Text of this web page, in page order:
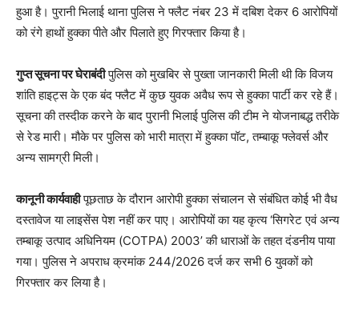
हुआ है। पुरानी भिलाई थाना पुलिस ने फ्लैट नंबर 23 में दबिश देकर 6 आरोपियों
को रंगे हाथों हुक्का पीते और पिलाते हुए गिरफ्तार किया है।
गुप्त सूचना पर घेराबंदीपुलिस को मुखबिर से पुख्ता जानकारी मिली थी कि विजय
शांति हाइट्स के एक बंद फ्लैट में कुछ युवक अवैध रूप से हुक्का पार्टी कर रहे हैं।
सूचना की तस्दीक करने के बाद पुरानी भिलाई पुलिस की टीम ने योजनाबद्ध तरीके
से रेड मारी। मौके पर पुलिस को भारी मात्रा में हुक्का पॉट, तम्बाकू फ्लेवर्स और
अन्य सामग्री मिली।
कानूनी कार्यवाहीपूछताछ के दौरान आरोपी हुक्का संचालन से संबंधित कोई भी वैध
दस्तावेज या लाइसेंस पेश नहीं कर पाए। आरोपियों का यह कृत्य ‘सिगरेट एवं अन्य
तम्बाकू उत्पाद अधिनियम (COTPA) 2003’ की धाराओं के तहत दंडनीय पाया
गया। पुलिस ने अपराध क्रमांक 244/2026 दर्ज कर सभी 6 युवकों को
गिरफ्तार कर लिया है।